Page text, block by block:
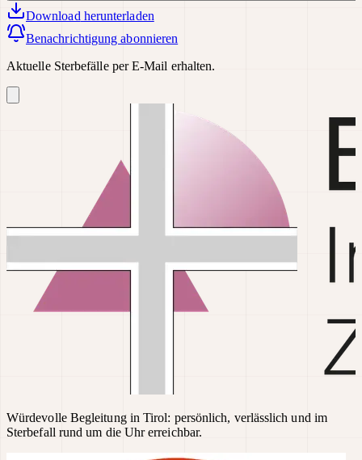
Download herunterladen
Benachrichtigung abonnieren
Aktuelle Sterbefälle per E-Mail erhalten.
Würdevolle Begleitung in Tirol: persönlich, verlässlich und im
Sterbefall rund um die Uhr erreichbar.